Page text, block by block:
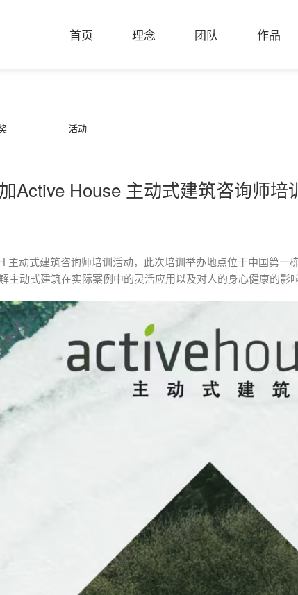
首页 理念 团队 作品
活动
Active House 主动式建筑咨询师培
主动式建筑咨询师培训活动，此次培训举办地点位于中国第
动式建筑在实际案例中的灵活应用以及对人的身心健康的影响